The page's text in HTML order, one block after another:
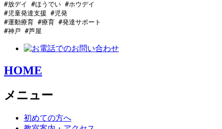
#放デイ #ほうでい #ホウデイ
#児童発達支援 #児発
#運動療育 #療育 #発達サポート
#神戸 #芦屋
HOME
メニュー
初めての方へ